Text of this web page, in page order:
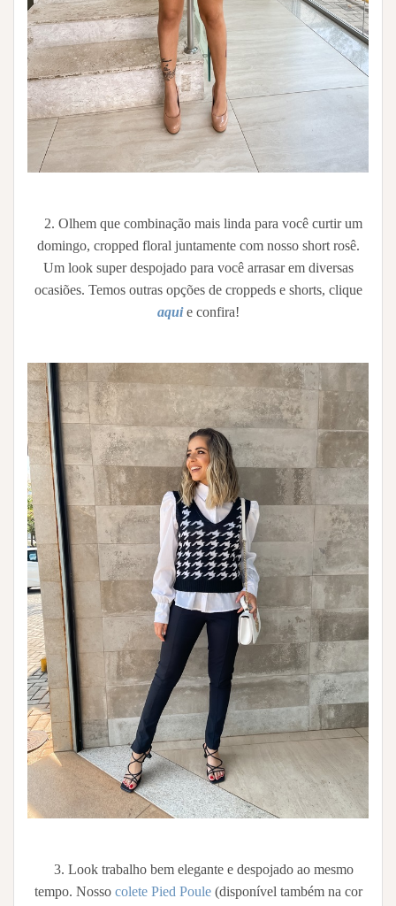
2. Olhem que combinação mais linda para você curtir um
domingo, cropped floral juntamente com nosso short rosê.
Um look super despojado para você arrasar em diversas
ocasiões. Temos outras opções de croppeds e shorts, clique
aquie confira!
3. Look trabalho bem elegante e despojado ao mesmo
tempo. Nosso colete Pied Poule(disponível também na cor